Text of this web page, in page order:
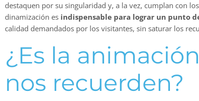
destaquen por su singularidad y, a la vez, cumplan con
dinamización es indispensable para lograr un punto
calidad demandados por los visitantes, sin saturar los
¿Es la
nos recuerden?